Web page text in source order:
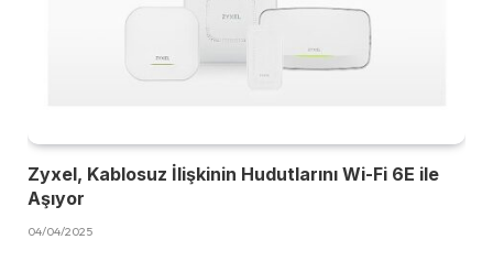
Zyxel, Kablosuz İlişkinin Hudutlarını Wi-Fi 6E ile
Aşıyor
04/04/2025